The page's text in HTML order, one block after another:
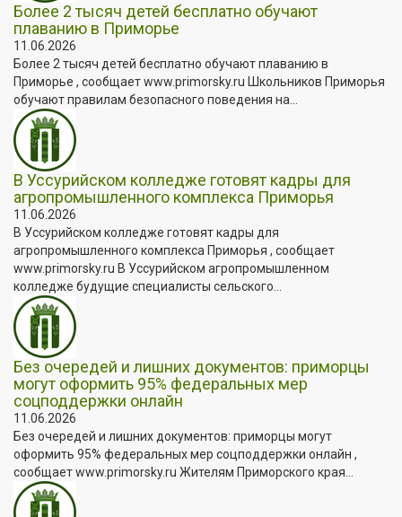
Более 2 тысяч детей бесплатно обучают
плаванию в Приморье
11.06.2026
Более 2 тысяч детей бесплатно обучают плаванию в
Приморье , сообщает www.primorsky.ru Школьников Приморья
обучают правилам безопасного поведения на...
В Уссурийском колледже готовят кадры для
агропромышленного комплекса Приморья
11.06.2026
В Уссурийском колледже готовят кадры для
агропромышленного комплекса Приморья , сообщает
www.primorsky.ru В Уссурийском агропромышленном
колледже будущие специалисты сельского...
Без очередей и лишних документов: приморцы
могут оформить 95% федеральных мер
соцподдержки онлайн
11.06.2026
Без очередей и лишних документов: приморцы могут
оформить 95% федеральных мер соцподдержки онлайн ,
сообщает www.primorsky.ru Жителям Приморского края...